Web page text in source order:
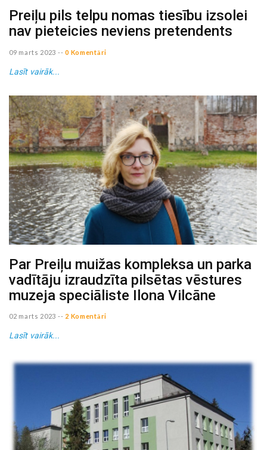
Preiļu pils telpu nomas tiesību izsolei
nav pieteicies neviens pretendents
09 marts 2023 -- 0 Komentāri
Lasīt vairāk...
Par Preiļu muižas kompleksa un parka
vadītāju izraudzīta pilsētas vēstures
muzeja speciāliste Ilona Vilcāne
02 marts 2023 -- 2 Komentāri
Lasīt vairāk...